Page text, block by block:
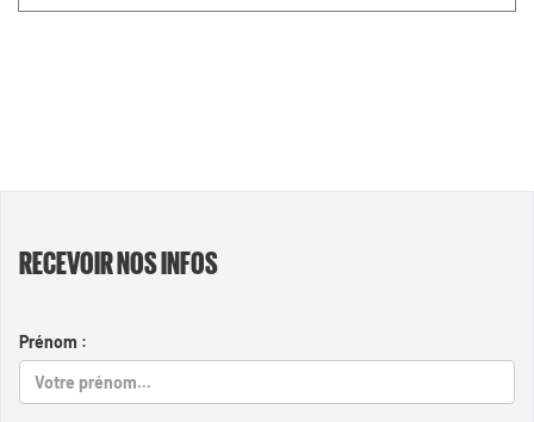
RECEVOIR NOS INFOS
Prénom :